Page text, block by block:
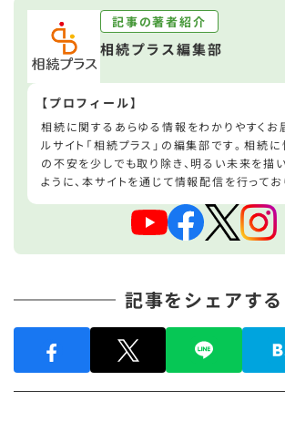
記事の著者紹介
相続プラス編集部
【プロフィール】
相続に関するあらゆる情報をわかりやすくお
ルサイト「相続プラス」の編集部です。相続
の不安を少しでも取り除き、明るい未来を描
ように、本サイトを通じて情報配信を行ってお
記事をシェアする